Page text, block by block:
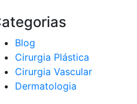
Blog
Cirurgia Plástica
Cirurgia Vascular
Dermatologia